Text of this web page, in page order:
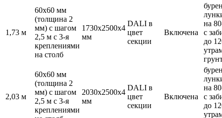
1,73 м
60х60 мм
(толщина 2
мм) с шагом
2,5 м с 3-я
креплениями
на столб
1730x2500x4
мм
DALI в
цвет
секции
Включена
на
с
до
2,03 м
60х60 мм
(толщина 2
мм) с шагом
2,5 м с 3-я
креплениями
2030x2500x4
мм
DALI в
цвет
секции
Включена
на
с
до